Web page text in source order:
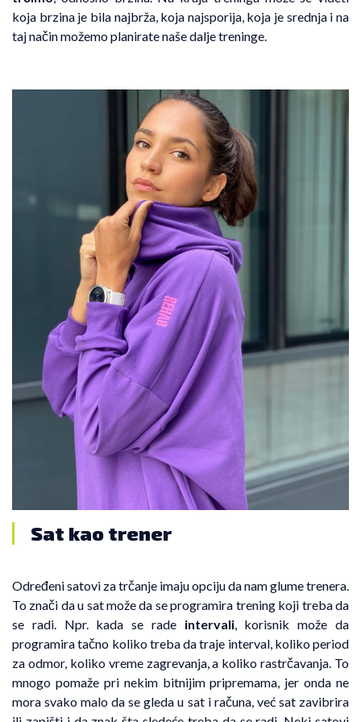
koja brzina je bila najbrža, koja najsporija, koja je srednja i na
taj način možemo planirate naše dalje treninge.
Sat kao trener
Određeni satovi za trčanje imaju opciju da nam glume trenera.
To znači da u sat može da se programira trening koji treba da
se radi. Npr. kada se rade intervali, korisnik može da
programira tačno koliko treba da traje interval, koliko period
za odmor, koliko vreme zagrevanja, a koliko rastrčavanja. To
mnogo pomaže pri nekim bitnijim pripremama, jer onda ne
mora svako malo da se gleda u sat i računa, već sat zavibrira